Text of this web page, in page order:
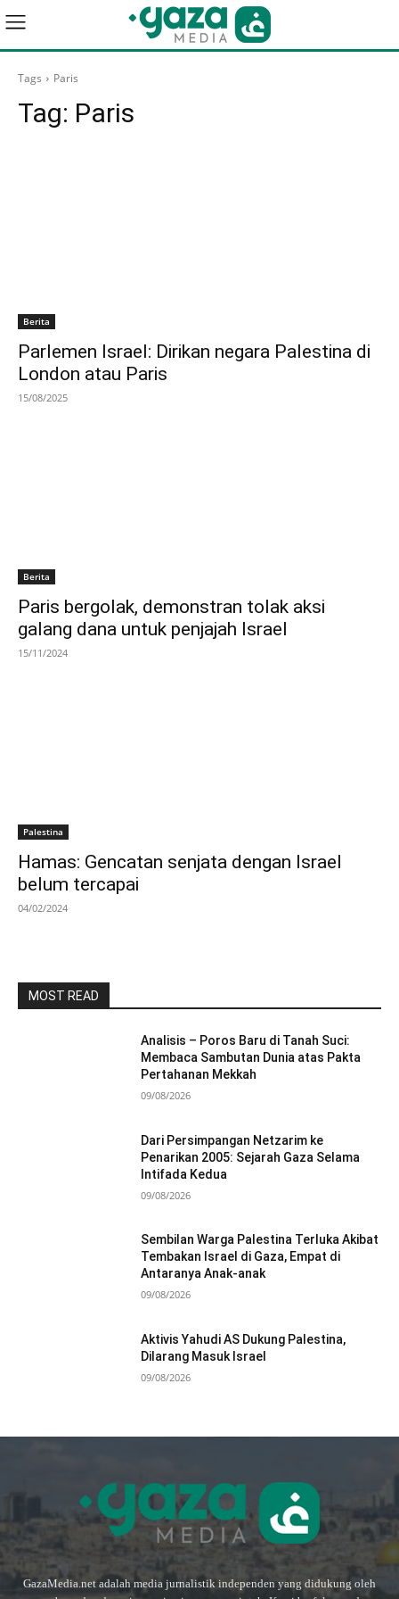
Tags Paris
Tag: Paris
Berita
Parlemen Israel: Dirikan negara Palestina di
London atau Paris
15/08/2025
Berita
Paris bergolak, demonstran tolak aksi
galang dana untuk penjajah Israel
15/11/2024
Palestina
Hamas: Gencatan senjata dengan Israel
belum tercapai
04/02/2024
MOST READ
Analisis – Poros Baru di Tanah Suci:
Membaca Sambutan Dunia atas Pakta
Pertahanan Mekkah
09/08/2026
Dari Persimpangan Netzarim ke
Penarikan 2005: Sejarah Gaza Selama
Intifada Kedua
09/08/2026
Sembilan Warga Palestina Terluka Akibat
Tembakan Israel di Gaza, Empat di
Antaranya Anak-anak
09/08/2026
Aktivis Yahudi AS Dukung Palestina,
Dilarang Masuk Israel
09/08/2026
GazaMedia.net adalah media jurnalistik independen yang didukung oleh